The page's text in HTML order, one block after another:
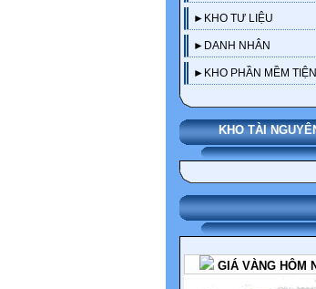
►KHO TƯ LIỆU
►DANH NHÂN
►KHO PHẦN MỀM
KHO TÀI
GIÁ VÀNG HÔM